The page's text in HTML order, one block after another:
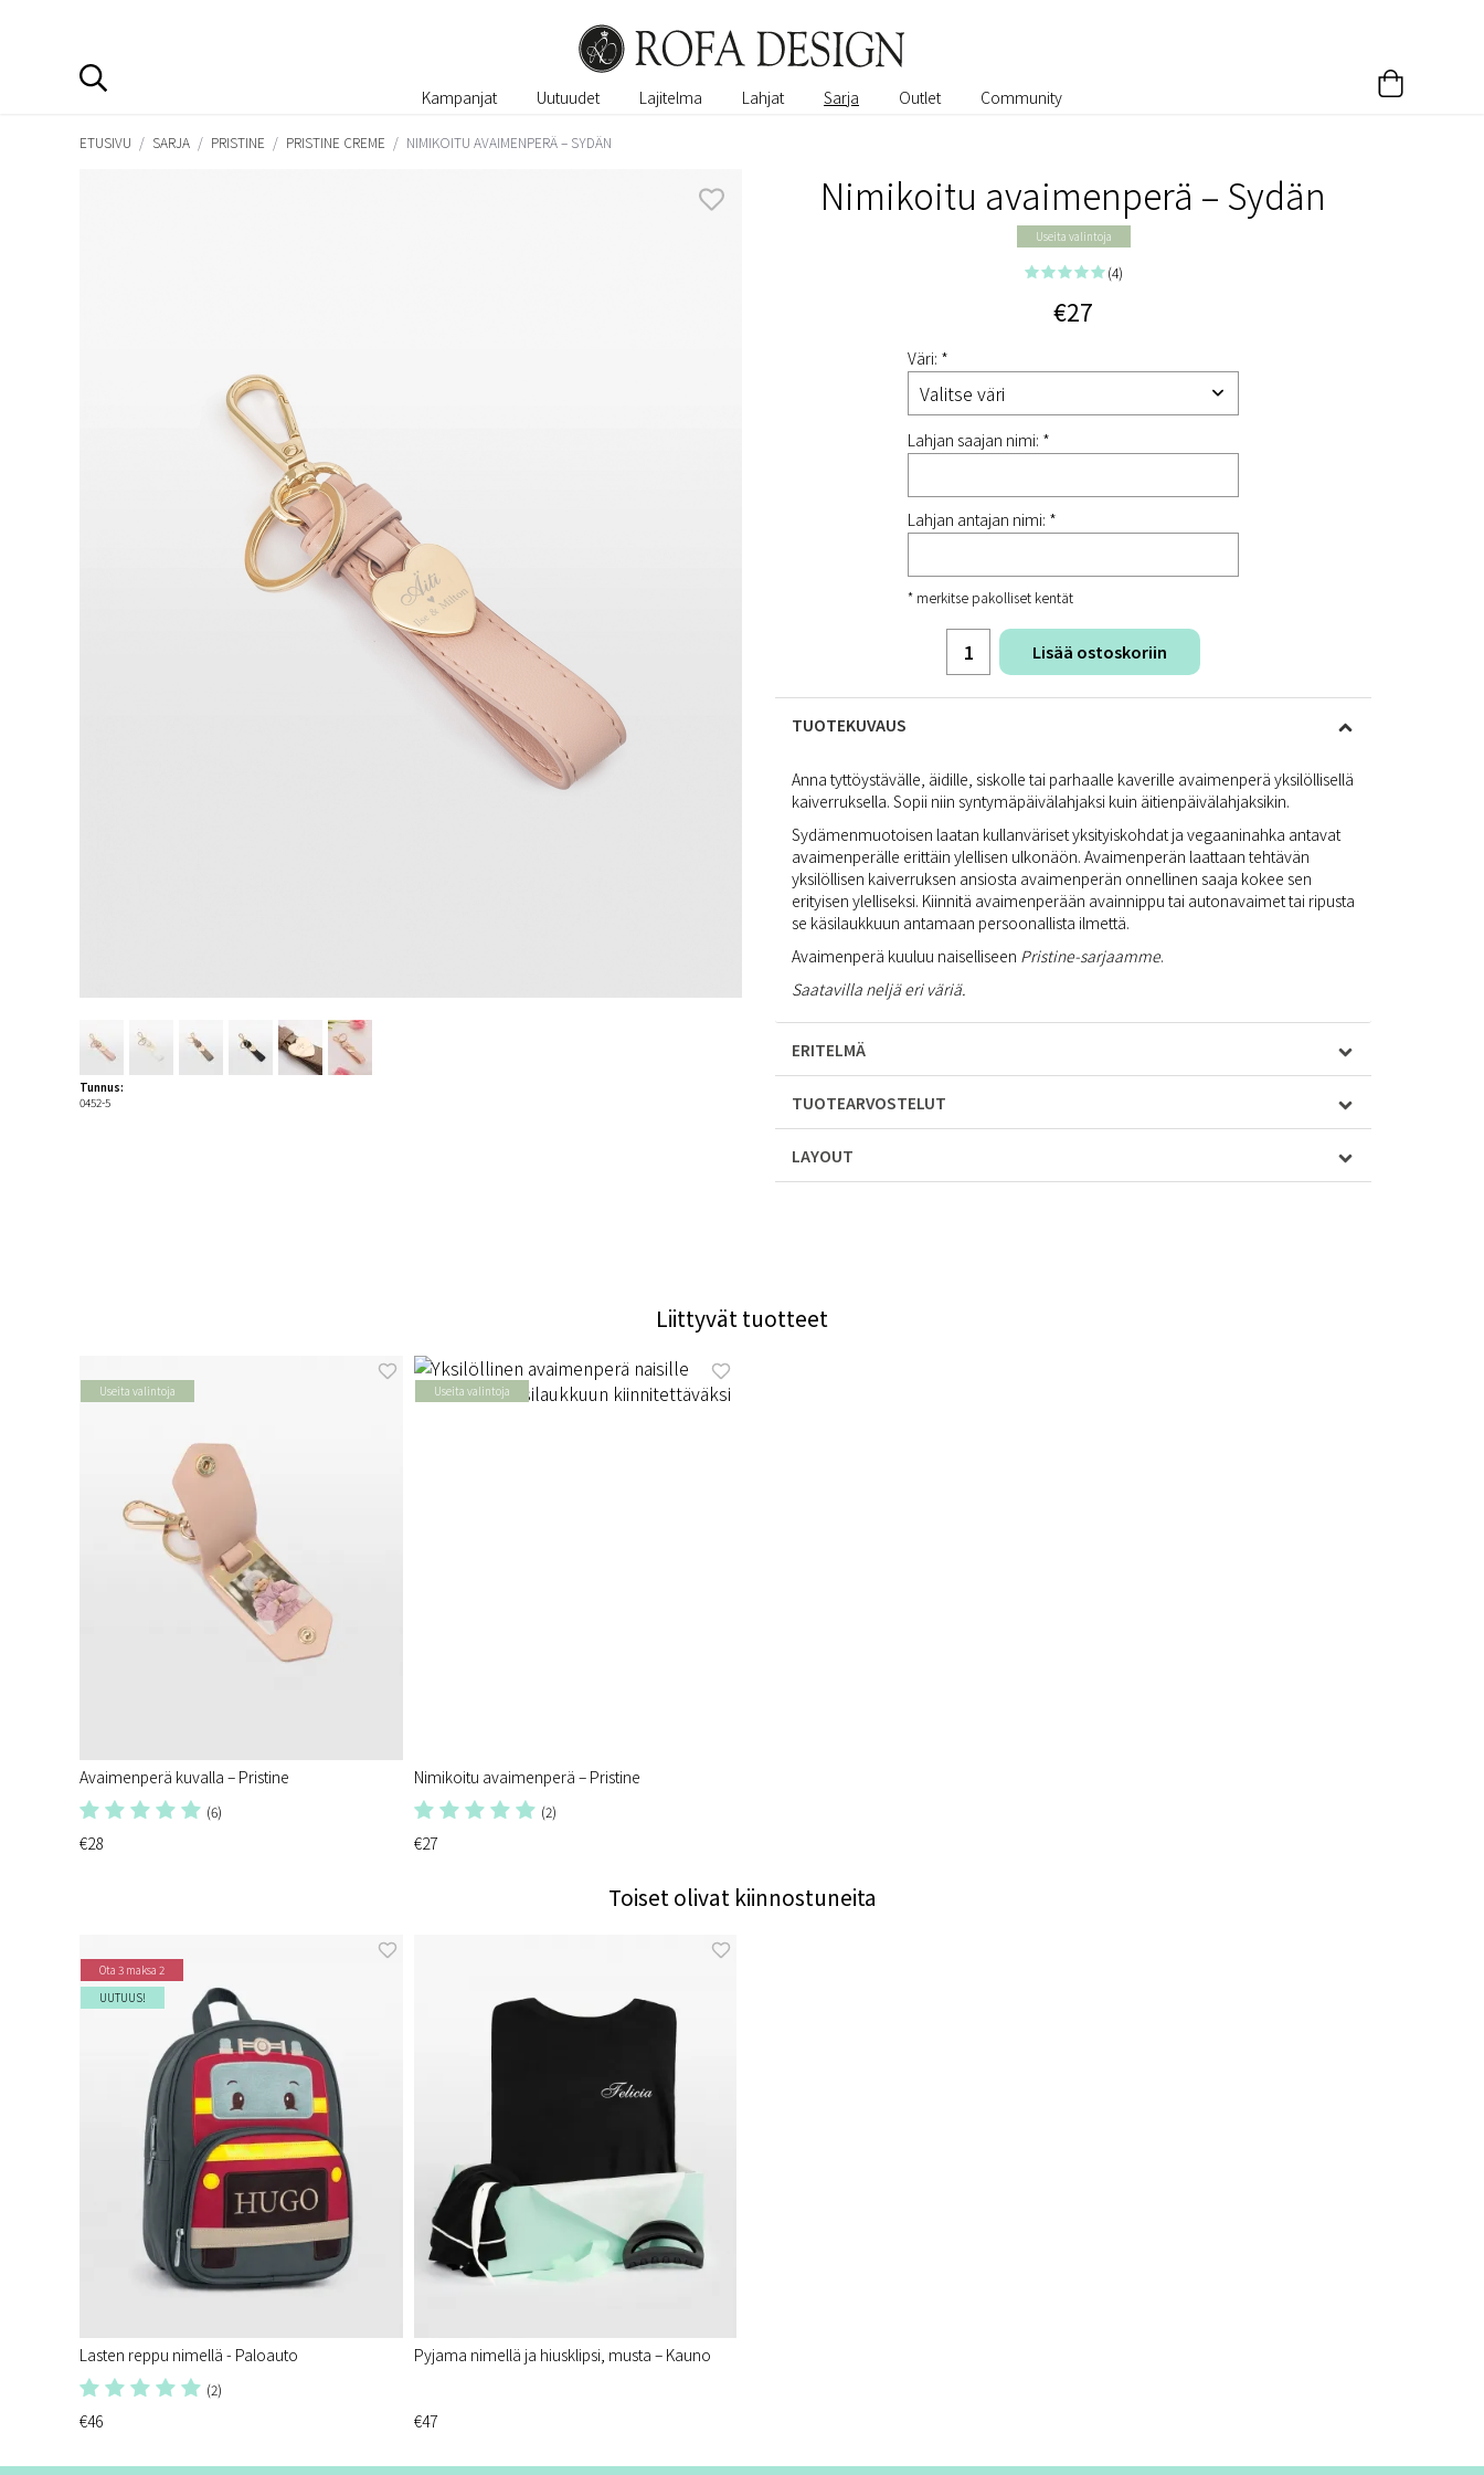
Kampanjat Uutuudet Lajitelma Lahjat Sarja Outlet Community
ETUSIVU / SARJA / PRISTINE / PRISTINE CREME / NIMIKOITU AVAIMENPERÄ – SYDÄN
Nimikoitu avaimenperä – Sydän
Useita valintoja
(4)
€27
Väri: *
Lahjan saajan nimi: *
Lahjan antajan nimi: *
* merkitse pakolliset kentät
Lisää ostoskoriin
TUOTEKUVAUS
Anna tyttöystävälle, äidille, siskolle tai parhaalle kaverille avaimenperä yksilöllisellä
kaiverruksella. Sopii niin syntymäpäivälahjaksi kuin äitienpäivälahjaksikin.
Sydämenmuotoisen laatan kullanväriset yksityiskohdat ja vegaaninahka antavat
avaimenperälle erittäin ylellisen ulkonäön. Avaimenperän laattaan tehtävän
yksilöllisen kaiverruksen ansiosta avaimenperän onnellinen saaja kokee sen
erityisen ylelliseksi. Kiinnitä avaimenperään avainnippu tai autonavaimet tai ripusta
se käsilaukkuun antamaan persoonallista ilmettä.
Avaimenperä kuuluu naiselliseen Pristine-sarjaamme.
Saatavilla neljä eri väriä.
ERITELMÄ
TUOTEARVOSTELUT
LAYOUT
Tunnus:
0452-5
Liittyvät tuotteet
Useita valintoja
Avaimenperä kuvalla – Pristine
(6)
€28
Useita valintoja
Nimikoitu avaimenperä – Pristine
(2)
€27
Toiset olivat kiinnostuneita
Ota 3 maksa 2
UUTUUS!
Lasten reppu nimellä - Paloauto
(2)
€46
Pyjama nimellä ja hiusklipsi, musta – Kauno
€47